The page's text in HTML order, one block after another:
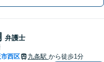
弁護士
西区 九条駅 から徒歩1分